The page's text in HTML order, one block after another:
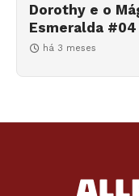
Dorothy e o
Esmeralda
há 3 meses